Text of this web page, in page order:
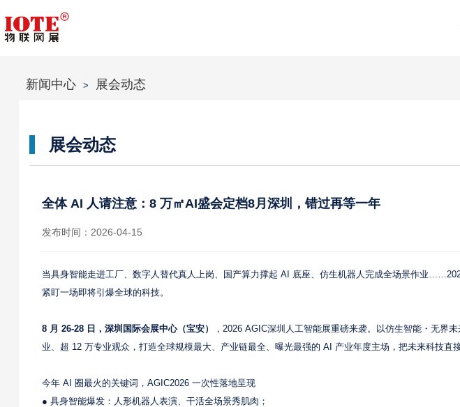
新闻中心 > 展会动态
展会动态
全体 AI 人请注意：8 万㎡AI盛会定档8月深圳，错过再等一年
发布时间：2026-04-15
当具身智能走进工厂、数字人替代真人上岗、国产算力撑起 AI 底座、仿生机器人完成全场景作业
紧盯一场即将引爆全球的科技。
8 月 26-28 日，深圳国际会展中心（宝安）
，2026 AGIC深圳人工智能展重磅来袭。以仿生智能・无界
业、超 12 万专业观众，打造全球规模最大、产业链最全、曝光最强的 AI 产业年度主场，把未来科技直
今年 AI 圈最火的关键词，AGIC2026 一次性落地呈现
● 具身智能爆发：人形机器人表演、干活全场景秀肌肉；